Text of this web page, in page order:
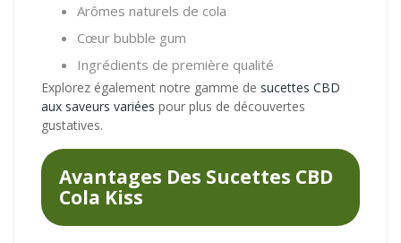
Arômes naturels de cola
Cœur bubble gum
Ingrédients de première qualité
Explorez également notre gamme de sucettes CBD
aux saveurs variées pour plus de découvertes
gustatives.
Avantages Des Sucettes CBD
Cola Kiss